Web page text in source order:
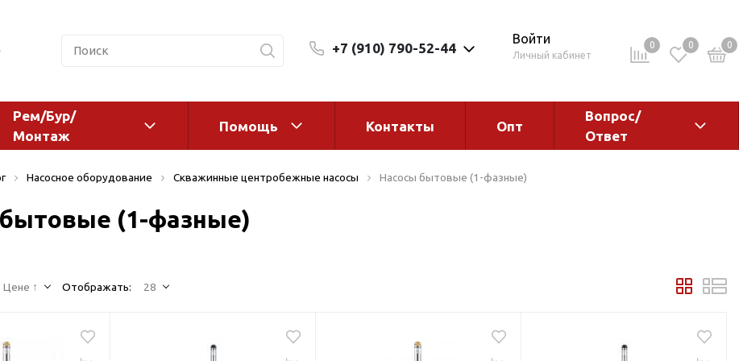
+7 (910) 790-52-44
Войти
Личный кабинет
0 0 0
и адаптеры
Комплектующие
Магистральные фильтры
Стабилизаторы
Рем/Бур/
Монтаж
Помощь Контакты Опт
Вопрос/
Ответ
Насосное оборудование Скважинные центробежные насосы Насосы бытовые (1-фазные)
(1-фазные)
Цене ↑ Отображать: 28